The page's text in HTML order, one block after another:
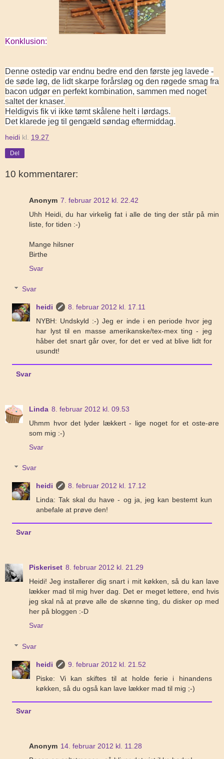
Konklusion:
Denne ostedip var endnu bedre end den første jeg lavede -
de søde løg, de lidt skarpe forårsløg og den røgede smag fra
bacon udgør en perfekt kombination, sammen med noget
saltet der knaser.
Heldigvis fik vi ikke tømt skålene helt i lørdags.
Det klarede jeg til gengæld søndag eftermiddag.
heidi kl. 19.27
Del
10 kommentarer:
Anonym 7. februar 2012 kl. 22.42
Uhh Heidi, du har virkelig fat i alle de ting der står på min
liste, for tiden :-)
Mange hilsner
Birthe
Svar
Svar
heidi
8. februar 2012 kl. 17.11
NYBH: Undskyld :-) Jeg er inde i en periode hvor jeg
har lyst til en masse amerikanske/tex-mex ting - jeg
håber det snart går over, for det er ved at blive lidt for
usundt!
Svar
Linda 8. februar 2012 kl. 09.53
Uhmm hvor det lyder lækkert - lige noget for et oste-øre
som mig :-)
Svar
Svar
heidi
8. februar 2012 kl. 17.12
Linda: Tak skal du have - og ja, jeg kan bestemt kun
anbefale at prøve den!
Svar
Piskeriset 8. februar 2012 kl. 21.29
Heidi! Jeg installerer dig snart i mit køkken, så du kan lave
lækker mad til mig hver dag. Det er meget lettere, end hvis
jeg skal nå at prøve alle de skønne ting, du disker op med
her på bloggen :-D
Svar
Svar
heidi
9. februar 2012 kl. 21.52
Piske: Vi kan skiftes til at holde ferie i hinandens
køkken, så du også kan lave lækker mad til mig ;-)
Svar
Anonym 14. februar 2012 kl. 11.28